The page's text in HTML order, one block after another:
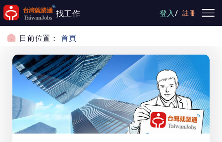
跳到主要內容
找工作 登入/ 註冊
目前位置： 首頁